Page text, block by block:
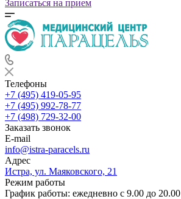
Записаться на прием
Телефоны
+7 (495) 419-05-95
+7 (495) 992-78-77
+7 (498) 729-32-00
Заказать звонок
E-mail
info@istra-paracels.ru
Адрес
Истра, ул. Маяковского, 21
Режим работы
График работы: ежедневно с 9.00 до 20.00